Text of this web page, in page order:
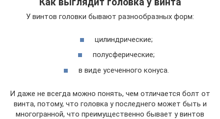
У винтов головки бывают разнообразных форм:
цилиндрические;
полусферические;
в виде усеченного конуса.
И даже не всегда можно понять, чем отличается болт от
винта, потому, что головка у последнего может быть и
многогранной, что преимущественно бывает у винтов